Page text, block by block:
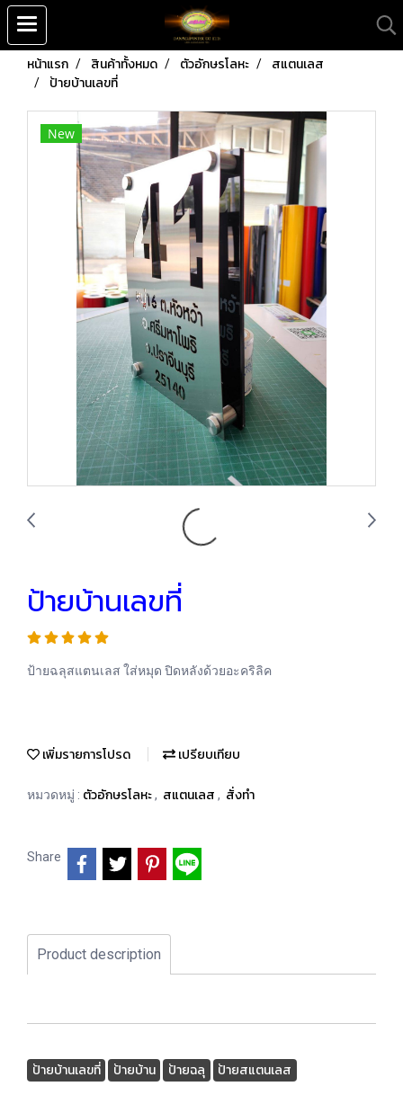
หน้าแรก สินค้าทั้งหมด ตัวอักษรโลหะ
สแตนเลส
ป้ายบ้านเลขที่
New
ป้ายบ้านเลขที่
ป้ายฉลุสแตนเลส ใส่หมุด ปิดหลังด้วยอะคริลิค
เพิ่มรายการโปรด เปรียบเทียบ
หมวดหมู่ : ตัวอักษรโลหะ, สแตนเลส , สั่งทำ
Share
Product description
ป้ายบ้านเลขที่ ป้ายบ้าน ป้ายฉลุ ป้ายสแตนเลส